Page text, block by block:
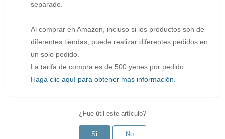
separado.
Al comprar en Amazon, incluso si los productos son de
diferentes tiendas, puede realizar diferentes pedidos en
un solo pedido.
La tarifa de compra es de 500 yenes por pedido.
Haga clic aquí para obtener más información.
¿Fue útil este artículo?
Si No